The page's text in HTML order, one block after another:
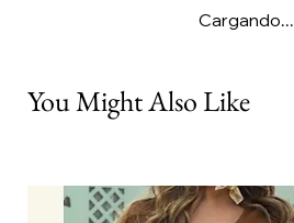
Cargando...
You Might Also Like